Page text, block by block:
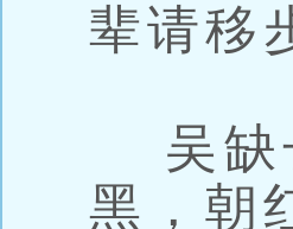
辈请移
吴缺
黑，朝